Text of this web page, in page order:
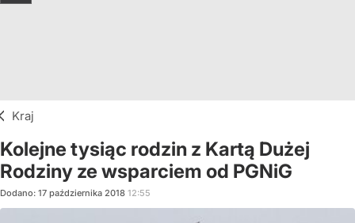
Kraj
Kolejne tysiąc rodzin z Kartą Dużej
Rodziny ze wsparciem od PGNiG
Dodano: 17 października 2018 12:55